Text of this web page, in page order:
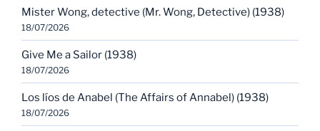
Mister Wong, detective (Mr. Wong, Detective) (1938)
18/07/2026
Give Me a Sailor (1938)
18/07/2026
Los líos de Anabel (The Affairs of Annabel) (1938)
18/07/2026